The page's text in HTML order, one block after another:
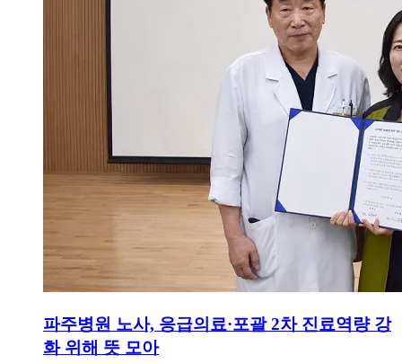
파주병원 노사, 응급의료·포괄 2차 진료역량 강
화 위해 뜻 모아